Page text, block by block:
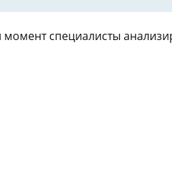
момент специалисты